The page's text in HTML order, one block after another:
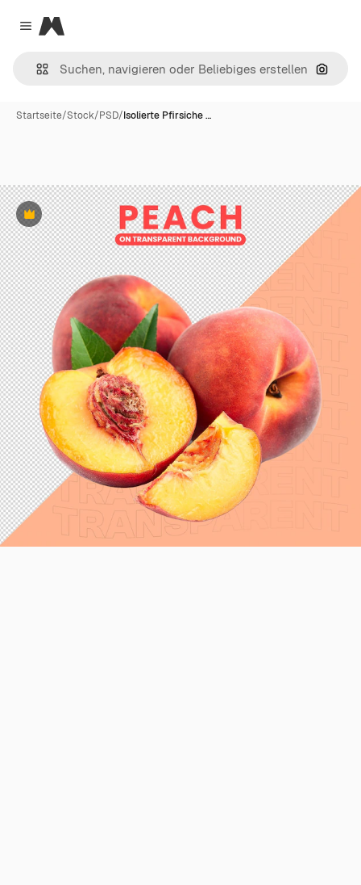
Close menu
Magnific
Nach
Startseite/Stock/PSD/Isolierte Pfirsiche …
Premium